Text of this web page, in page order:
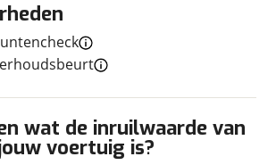
2,22 m
7,13 m
wat de inruilwaarde van
voertuig is?